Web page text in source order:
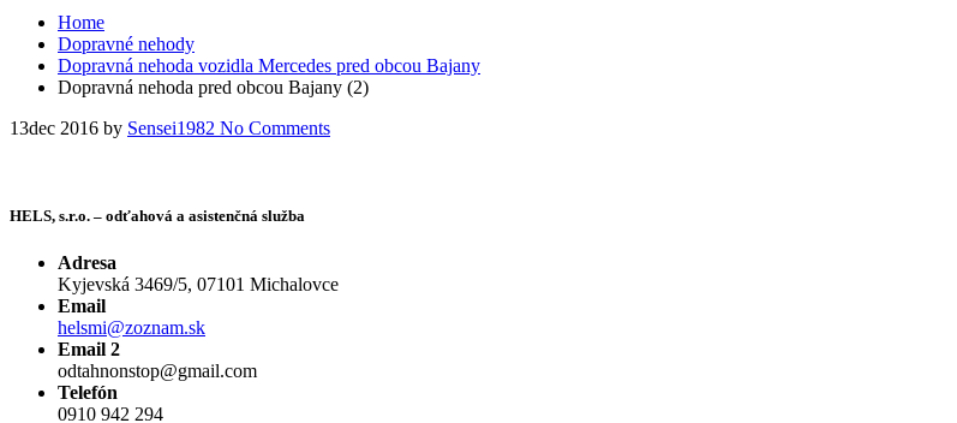
Home
Dopravné nehody
Dopravná nehoda vozidla Mercedes pred obcou Bajany
Dopravná nehoda pred obcou Bajany (2)
13dec 2016 by Sensei1982 No Comments
HELS, s.r.o. – odťahová a asistenčná služba
Adresa
Kyjevská 3469/5, 07101 Michalovce
Email
helsmi@zoznam.sk
Email 2
odtahnonstop@gmail.com
Telefón
0910 942 294